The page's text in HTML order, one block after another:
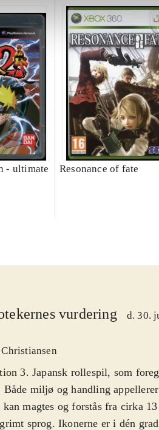
- ultimate
Resonance of fate
vurdering d. 30.
3. Japansk rollespil, som
Både miljø og handling
kan magtes og forstås fra cirka
sprog. Ikonerne er i dén